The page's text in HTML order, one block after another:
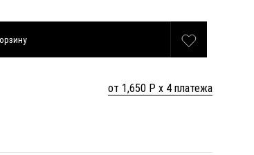
от 1,650 Р х 4 платежа